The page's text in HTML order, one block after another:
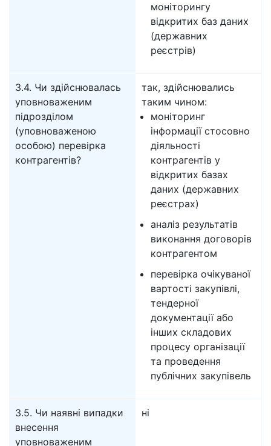
моніторингу
відкритих баз даних
(державних
реєстрів)
3.4. Чи здійснювалась
уповноваженим
підрозділом
(уповноваженою
особою) перевірка
контрагентів?
так, здійснювались
таким чином:
моніторинг
інформації стосовно
діяльності
контрагентів у
відкритих базах
даних (державних
реєстрах)
аналіз результатів
виконання договорів
контрагентом
перевірка очікуваної
вартості закупівлі,
тендерної
документації або
інших складових
процесу організації
та проведення
публічних закупівель
3.5. Чи наявні випадки
внесення
уповноваженим
ні